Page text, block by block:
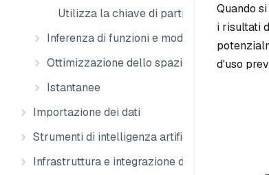
Utilizza la chiave di partizione
Inferenza di funzioni e modelli
Ottimizzazione dello spazio di
Istantanee
Importazione dei dati
Strumenti di intelligenza artificiale
Infrastruttura e integrazione dei dati
Quando
i risultati
d'uso